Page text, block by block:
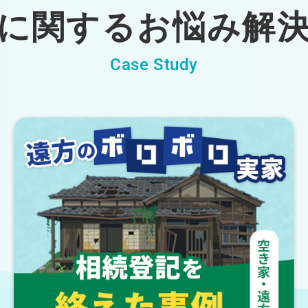
関するお悩み解
Case Study